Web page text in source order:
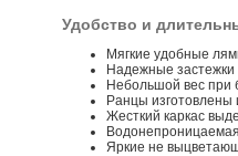
Удобство и
Мягкие удобные
Надежные застежки
Небольшой вес при
Ранцы изготовлены
Жесткий каркас
Яркие не